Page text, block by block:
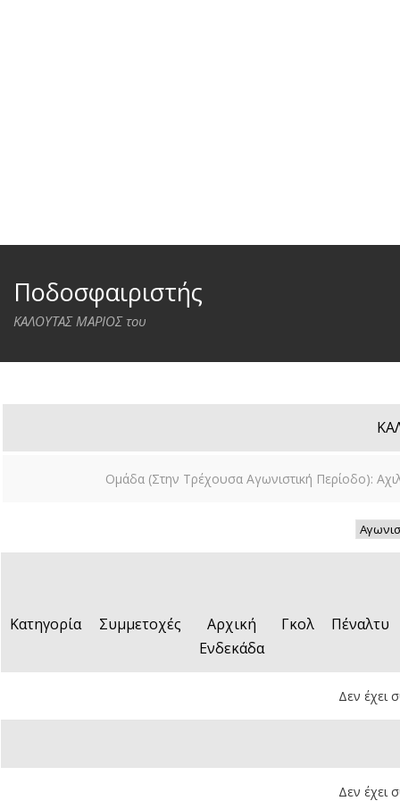
Ποδοσφαιριστής
ΚΑΛΟΥΤΑΣ ΜΑΡΙΟΣ του
Ομάδα (Στην Τρέχουσα Αγωνιστική Περίοδο):
Κατηγορία Συμμετοχές
Αρχική
Ενδεκάδα
Γκολ Πέναλτυ
Δεν έχει
Δεν έχει